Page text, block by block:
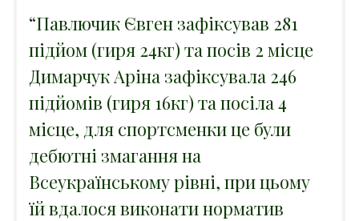
“Павлючик Євген зафіксував 281
підйом (гиря 24кг) та посів 2 місце
Димарчук Аріна зафіксувала 246
підйомів (гиря 16кг) та посіла 4
місце, для спортсменки це були
дебютні змагання на
Всеукраїнському рівні, при цьому
їй вдалося виконати норматив